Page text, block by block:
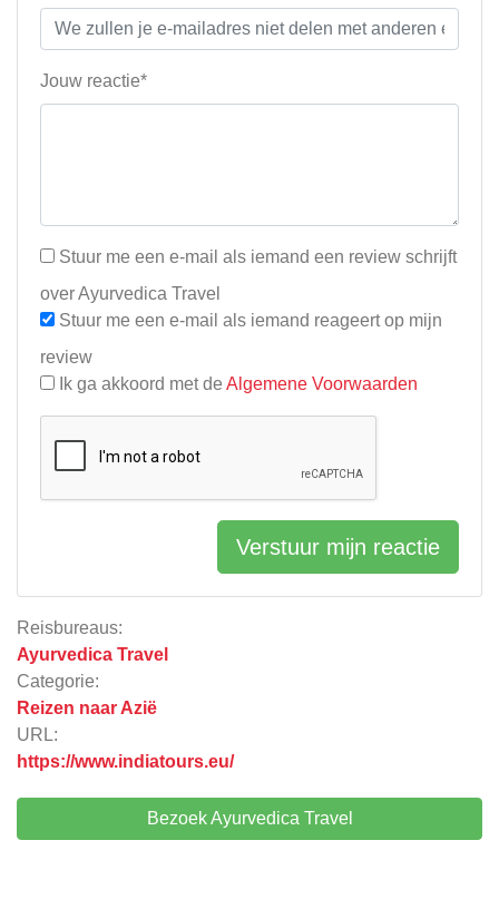
Reisbureaus:
Ayurvedica Travel
Categorie:
Reizen naar Azië
URL:
https://www.indiatours.eu/
Bezoek Ayurvedica Travel
Jouw reactie*
Stuur me een e-mail als iemand een review schrijft
over Ayurvedica Travel
Stuur me een e-mail als iemand reageert op mijn
review
Ik ga akkoord met de Algemene Voorwaarden
Verstuur mijn reactie